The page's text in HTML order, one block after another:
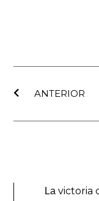
ANTERIOR
La victoria